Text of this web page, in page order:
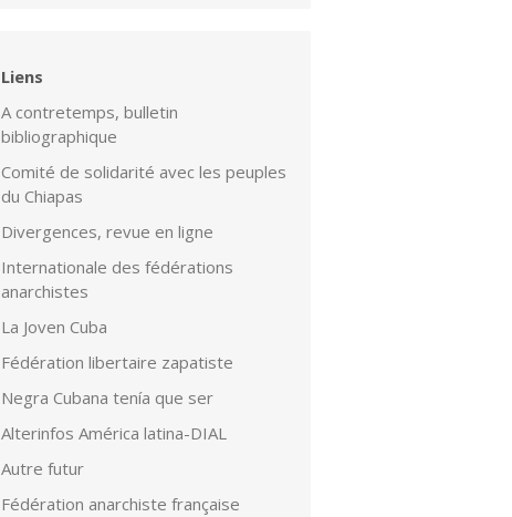
Liens
A contretemps, bulletin
bibliographique
Comité de solidarité avec les peuples
du Chiapas
Divergences, revue en ligne
Internationale des fédérations
anarchistes
La Joven Cuba
Fédération libertaire zapatiste
Negra Cubana tenía que ser
Alterinfos América latina-DIAL
Autre futur
Fédération anarchiste française